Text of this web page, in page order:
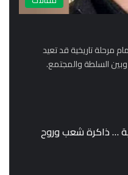
مرحلة تاريخية قد تعيد
وبين السلطة والمجتمع.
… ذاكرة شعب وروح